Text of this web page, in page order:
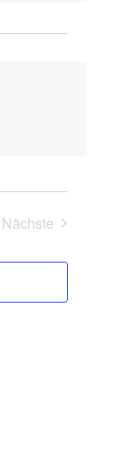
Nächste